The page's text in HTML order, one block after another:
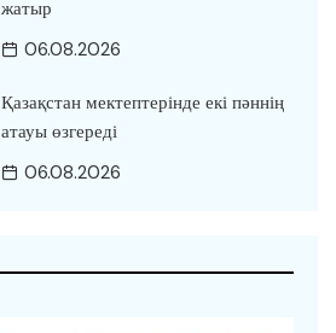
жатыр
06.08.2026
Қазақстан мектептерінде екі пәннің
атауы өзгереді
06.08.2026